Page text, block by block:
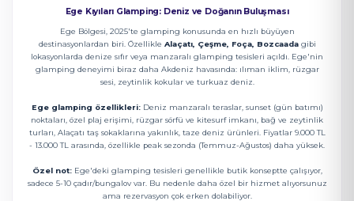
Ege Kıyıları Glamping: Deniz ve Doğanın Buluşması
Ege Bölgesi, 2025'te glamping konusunda en hızlı büyüyen
destinasyonlardan biri. Özellikle Alaçatı, Çeşme, Foça, Bozcaadagibi
lokasyonlarda denize sıfır veya manzaralı glamping tesisleri açıldı. Ege'nin
glamping deneyimi biraz daha Akdeniz havasında: ılıman iklim, rüzgar
sesi, zeytinlik kokular ve turkuaz deniz.
Ege glamping özellikleri:Deniz manzaralı teraslar, sunset (gün batımı)
noktaları, özel plaj erişimi, rüzgar sörfü ve kitesurf imkanı, bağ ve zeytinlik
turları, Alaçatı taş sokaklarına yakınlık, taze deniz ürünleri. Fiyatlar 9.000 TL
- 13.000 TL arasında, özellikle peak sezonda (Temmuz-Ağustos) daha yüksek.
Özel not:Ege'deki glamping tesisleri genellikle butik konseptte çalışıyor,
sadece 5-10 çadır/bungalov var. Bu nedenle daha özel bir hizmet alıyorsunuz
ama rezervasyon çok erken dolabiliyor.